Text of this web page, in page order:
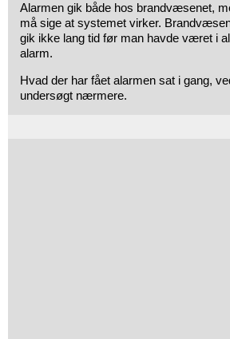
Alarmen gik både hos brandvæsenet,
må sige at systemet virker.
gik ikke lang tid før man havde været i
alarm.
Hvad der har fået alarmen sat i gang,
undersøgt nærmere.